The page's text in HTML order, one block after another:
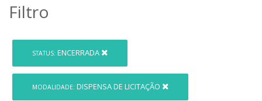
Filtro
STATUS: ENCERRADA
MODALIDADE: DISPENSA DE LICITAÇÃO